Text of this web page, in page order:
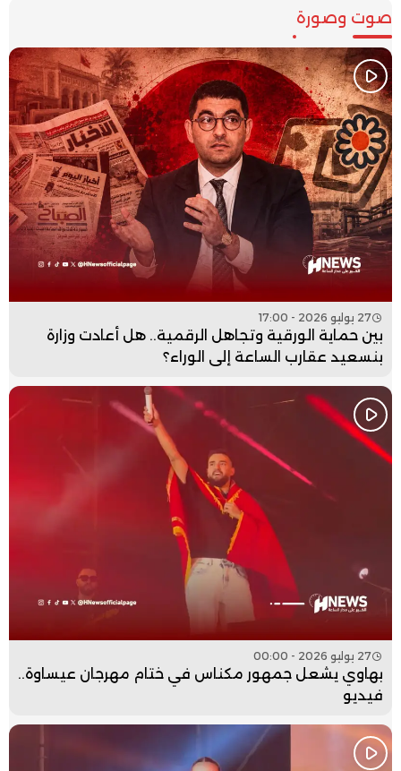
صوت وصورة
27 يوليو 2026 - 17:00
بين حماية الورقية وتجاهل الرقمية.. هل أعادت وزارة
بنسعيد عقارب الساعة إلى الوراء؟
27 يوليو 2026 - 00:00
بهاوي يشعل جمهور مكناس في ختام مهرجان عيساوة..
فيديو